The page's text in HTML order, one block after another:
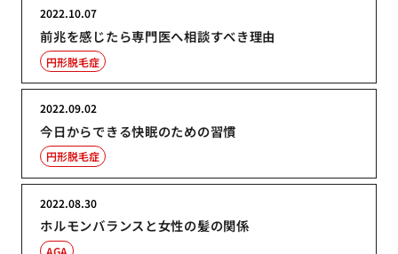
前兆を感じたら専門医へ相談すべき理由
2022.10.07
円形脱毛症
今日からできる快眠のための習慣
2022.09.02
円形脱毛症
ホルモンバランスと女性の髪の関係
2022.08.30
AGA